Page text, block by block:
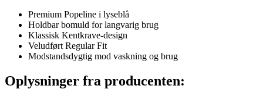
Premium Popeline i lyseblå
Holdbar bomuld for langvarig brug
Klassisk Kentkrave-design
Veludført Regular Fit
Modstandsdygtig mod vaskning og brug
Oplysninger fra producenten: